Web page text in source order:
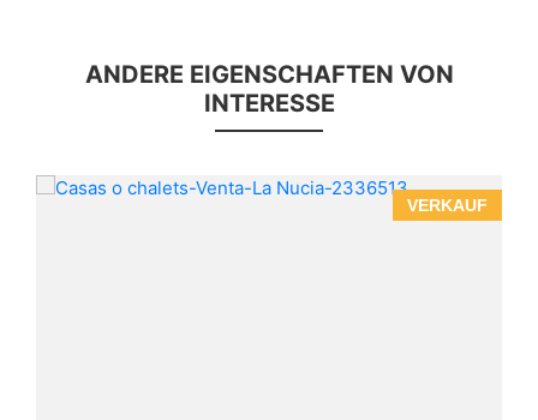
ANDERE EIGENSCHAFTEN VON
INTERESSE
VERKAUF